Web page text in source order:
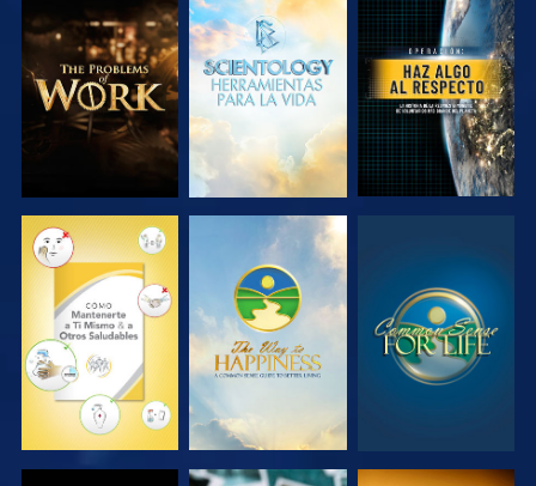
EXPLORA LAS
SERIES
EXPLORA LAS
SERIES
VE
VE VE VE